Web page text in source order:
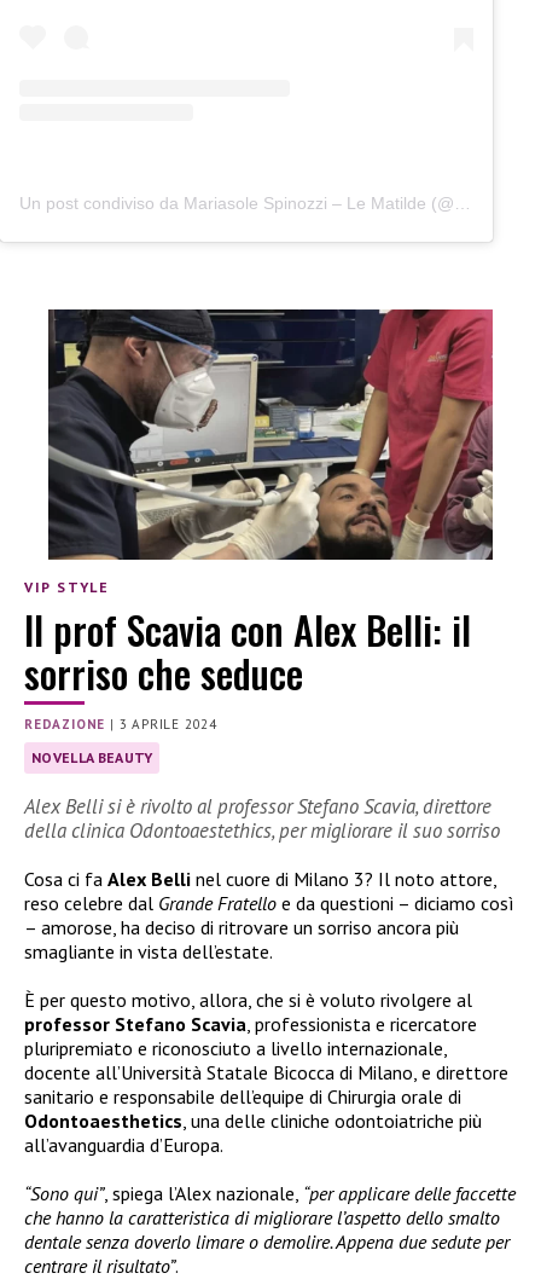
VIP STYLE
Il prof Scavia con Alex Belli: il
sorriso che seduce
REDAZIONE | 3 APRILE 2024
NOVELLA BEAUTY
Alex Belli si è rivolto al professor Stefano Scavia, direttore
della clinica Odontoaestethics, per migliorare il suo sorriso
Cosa ci fa Alex Belli nel cuore di Milano 3? Il noto attore,
reso celebre dal Grande Fratello e da questioni – diciamo così
– amorose, ha deciso di ritrovare un sorriso ancora più
smagliante in vista dell’estate.
È per questo motivo, allora, che si è voluto rivolgere al
professor Stefano Scavia , professionista e ricercatore
pluripremiato e riconosciuto a livello internazionale,
docente all’Università Statale Bicocca di Milano, e direttore
sanitario e responsabile dell’equipe di Chirurgia orale di
Odontoaesthetics , una delle cliniche odontoiatriche più
all’avanguardia d’Europa.
“Sono qui”, spiega l’Alex nazionale, “per applicare delle faccette
che hanno la caratteristica di migliorare l’aspetto dello smalto
dentale senza doverlo limare o demolire. Appena due sedute per
centrare il risultato”.